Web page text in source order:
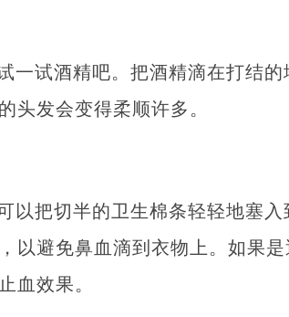
一试酒精吧。把酒精滴在打结
发会变得柔顺许多。
以把切半的卫生棉条轻轻地塞入
以避免鼻血滴到衣物上。如果
血效果。